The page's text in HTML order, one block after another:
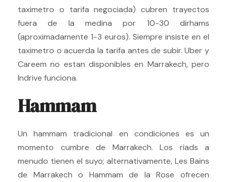
taximetro o tarifa negociada) cubren trayectos
fuera de la medina por 10-30 dirhams
(aproximadamente 1-3 euros). Siempre insiste en el
taximetro o acuerda la tarifa antes de subir. Uber y
Careem no estan disponibles en Marrakech, pero
Indrive funciona.
Hammam
Un hammam tradicional en condiciones es un
momento cumbre de Marrakech. Los riads a
menudo tienen el suyo; alternativamente, Les Bains
de Marrakech o Hammam de la Rose ofrecen